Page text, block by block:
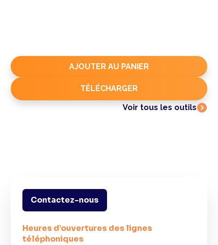
TÉLÉCHARGER
Voir tous les outils
Contactez-nous
Heures d’ouvertures des lignes
téléphoniques